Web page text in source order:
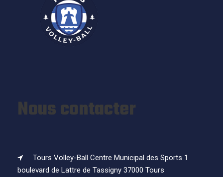
Nous contacter
Tours Volley-Ball Centre Municipal des Sports 1
boulevard de Lattre de Tassigny 37000 Tours